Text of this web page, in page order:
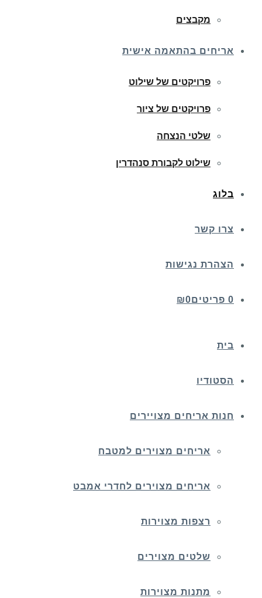
מקבצים
אריחים בהתאמה אישית
פרויקטים של שילוט
פרויקטים של ציור
שלטי הנצחה
שילוט לקבורת סנהדרין
בלוג
צרו קשר
הצהרת נגישות
0 פריטים ₪0
בית
הסטודיו
חנות אריחים מצויירים
אריחים מצוירים למטבח
אריחים מצוירים לחדרי אמבט
רצפות מצוירות
שלטים מצוירים
מתנות מצוירות